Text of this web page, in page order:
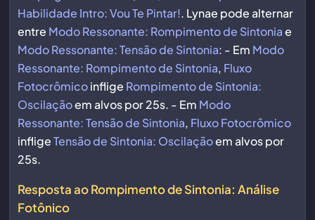
Habilidade Intro: Vou Te Pintar!. Lynae pode alternar
entre Modo Ressonante: Rompimento de Sintoniae
Modo Ressonante: Tensão de Sintonia: - Em Modo
Ressonante: Rompimento de Sintonia, Fluxo
Fotocrômicoinflige Rompimento de Sintonia:
Oscilaçãoem alvos por 25s. - Em Modo
Ressonante: Tensão de Sintonia, Fluxo Fotocrômico
infligeTensão de Sintonia: Oscilaçãoem alvos por
25s.
Resposta ao Rompimento de Sintonia: Análise
Fotônico